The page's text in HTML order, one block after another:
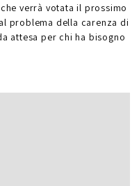
verrà votata il prossimo
problema della carenza di
attesa per chi ha bisogno